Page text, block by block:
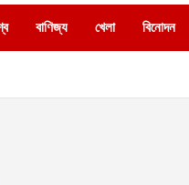
বাণিজ্য খেলা বিনোদন